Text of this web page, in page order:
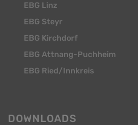
EBG Linz
EBG Steyr
EBG Kirchdorf
EBG Attnang-Puchheim
EBG Ried/Innkreis
DOWNLOADS